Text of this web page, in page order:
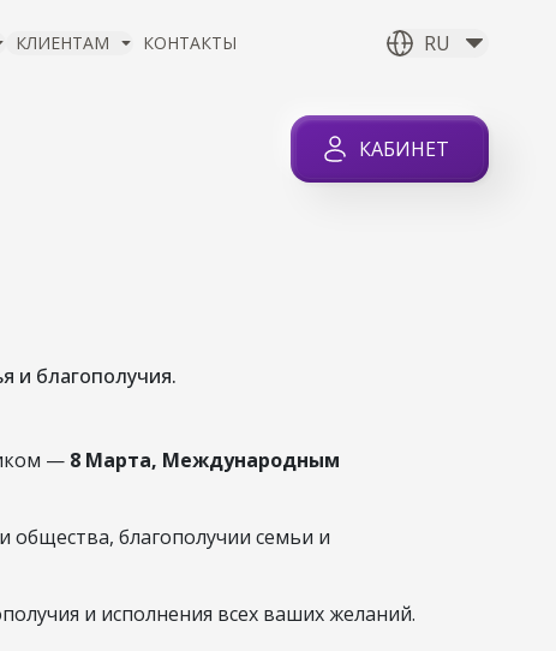
RU
КЛИЕНТАМ КОНТАКТЫ
КАБИНЕТ
и благополучия.
— 8 Марта, Международным
благополучии семьи и
и исполнения всех ваших желаний.